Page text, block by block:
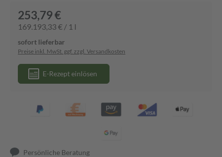
253,79 €
169.193,33 € / 1 l
sofort lieferbar
Preise inkl. MwSt. ggf. zzgl. Versandkosten
E-Rezept einlösen
Persönliche Beratung